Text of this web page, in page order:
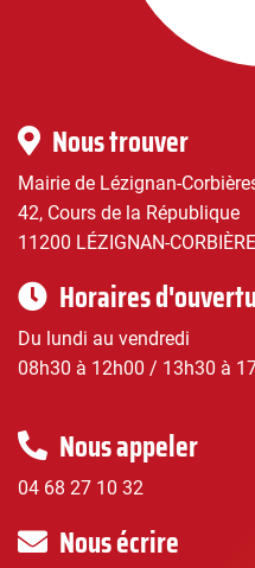
Infos
pratiques
Nous trouver
Mairie de Lézignan-
42, Cours de la République
11200 LÉZIGNAN-
Horaires
Du lundi au vendredi
08h30 à 12h00 / 13h30 à
Nous appeler
04 68 27 10 32
Nous écrire